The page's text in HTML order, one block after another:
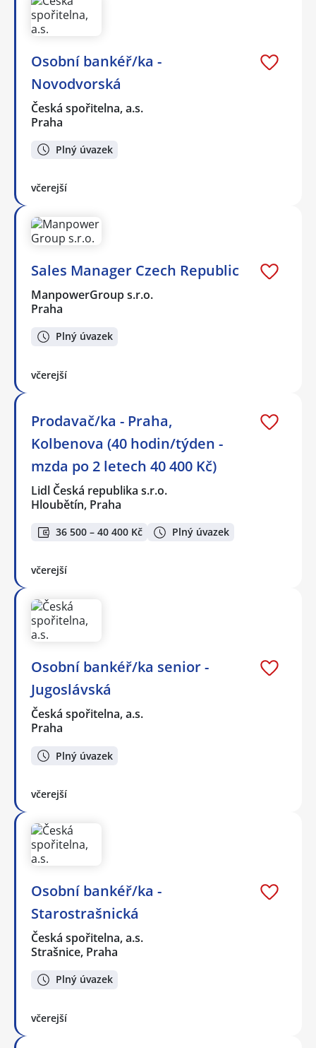
Osobní bankéř/ka -
Novodvorská
Česká spořitelna, a.s.
Praha
Plný úvazek
včerejší
Sales Manager Czech Republic
ManpowerGroup s.r.o.
Praha
Plný úvazek
včerejší
Prodavač/ka - Praha,
Kolbenova (40 hodin/týden -
mzda po 2 letech 40 400 Kč)
Lidl Česká republika s.r.o.
Hloubětín, Praha
36 500 – 40 400 Kč Plný úvazek
včerejší
Osobní bankéř/ka senior -
Jugoslávská
Česká spořitelna, a.s.
Praha
Plný úvazek
včerejší
Osobní bankéř/ka -
Starostrašnická
Česká spořitelna, a.s.
Strašnice, Praha
Plný úvazek
včerejší